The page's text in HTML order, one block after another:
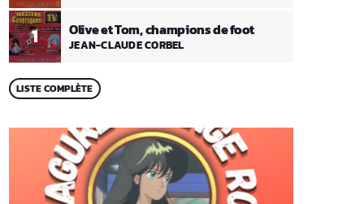
1 Olive et Tom, champions de foot
JEAN-CLAUDE CORBEL
LISTE COMPLÈTE